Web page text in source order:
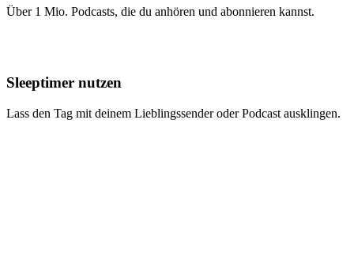
Über 1 Mio. Podcasts, die du anhören und abonnieren kannst.
Sleeptimer nutzen
Lass den Tag mit deinem Lieblingssender oder Podcast ausklingen.